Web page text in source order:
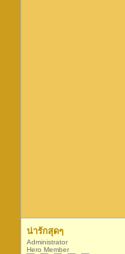
น่ารักสุดๆ
Administrator
Hero Member